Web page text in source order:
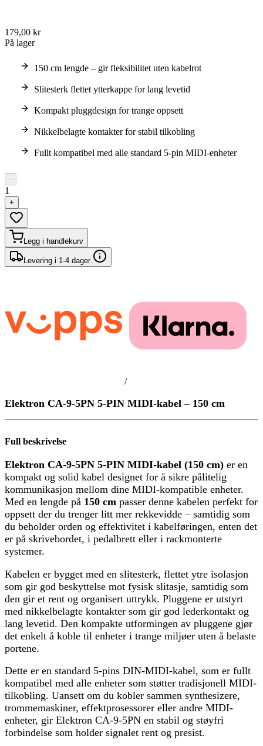
179,00 kr
På lager
150 cm lengde – gir fleksibilitet uten kabelrot
Slitesterk flettet ytterkappe for lang levetid
Kompakt pluggdesign for trange oppsett
Nikkelbelagte kontakter for stabil tilkobling
Fullt kompatibel med alle standard 5-pin MIDI-enheter
-
1
+
Legg i handlekurv
Levering i 1-4 dager
/
Elektron CA-9-5PN 5-PIN MIDI-kabel – 150 cm
Full beskrivelse
Elektron CA-9-5PN 5-PIN MIDI-kabel (150 cm) er en
kompakt og solid kabel designet for å sikre pålitelig
kommunikasjon mellom dine MIDI-kompatible enheter.
Med en lengde på 150 cm passer denne kabelen perfekt for
oppsett der du trenger litt mer rekkevidde – samtidig som
du beholder orden og effektivitet i kabelføringen, enten det
er på skrivebordet, i pedalbrett eller i rackmonterte
systemer.
Kabelen er bygget med en slitesterk, flettet ytre isolasjon
som gir god beskyttelse mot fysisk slitasje, samtidig som
den gir et rent og organisert uttrykk. Pluggene er utstyrt
med nikkelbelagte kontakter som gir god lederkontakt og
lang levetid. Den kompakte utformingen av pluggene gjør
det enkelt å koble til enheter i trange miljøer uten å belaste
portene.
Dette er en standard 5-pins DIN-MIDI-kabel, som er fullt
kompatibel med alle enheter som støtter tradisjonell MIDI-
tilkobling. Uansett om du kobler sammen synthesizere,
trommemaskiner, effektprosessorer eller andre MIDI-
enheter, gir Elektron CA-9-5PN en stabil og støyfri
forbindelse som holder signalet rent og presist.